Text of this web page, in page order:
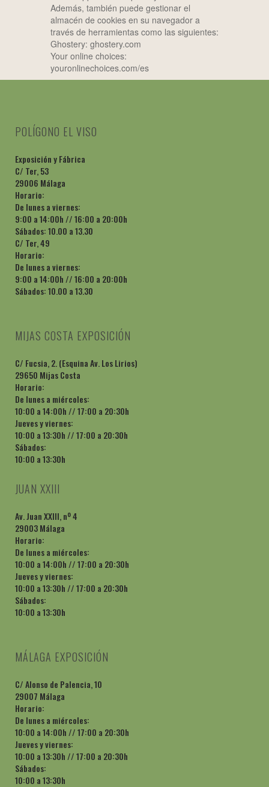
Además, también puede gestionar el
almacén de cookies en su navegador a
través de herramientas como las siguientes:
Ghostery: ghostery.com
Your online choices:
youronlinechoices.com/es
POLÍGONO EL VISO
Exposición y Fábrica
C/ Ter, 53
29006 Málaga
Horario:
De lunes a viernes:
9:00 a 14:00h // 16:00 a 20:00h
Sábados: 10.00 a 13.30
C/ Ter, 49
Horario:
De lunes a viernes:
9:00 a 14:00h // 16:00 a 20:00h
Sábados: 10.00 a 13.30
MIJAS COSTA EXPOSICIÓN
C/ Fucsia, 2. (Esquina Av. Los Lirios)
29650 Mijas Costa
Horario:
De lunes a miércoles:
10:00 a 14:00h // 17:00 a 20:30h
Jueves y viernes:
10:00 a 13:30h // 17:00 a 20:30h
Sábados:
10:00 a 13:30h
JUAN XXIII
Av. Juan XXIII, nº 4
29003 Málaga
Horario:
De lunes a miércoles:
10:00 a 14:00h // 17:00 a 20:30h
Jueves y viernes:
10:00 a 13:30h // 17:00 a 20:30h
Sábados:
10:00 a 13:30h
MÁLAGA EXPOSICIÓN
C/ Alonso de Palencia, 10
29007 Málaga
Horario:
De lunes a miércoles:
10:00 a 14:00h // 17:00 a 20:30h
Jueves y viernes:
10:00 a 13:30h // 17:00 a 20:30h
Sábados:
10:00 a 13:30h